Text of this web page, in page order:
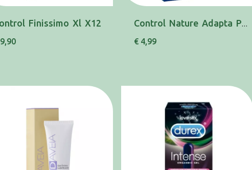
Finissimo Xl X12 Control Nature Adapta Preserv X6
€ 4,99